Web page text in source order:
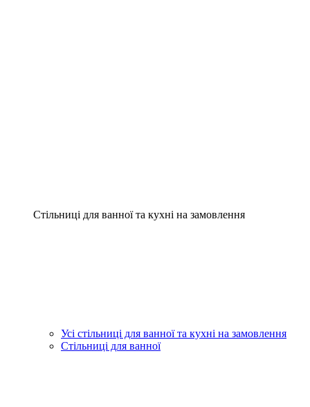
Стільниці для ванної та кухні на замовлення
Усі стільниці для ванної та кухні на замовлення
Стільниці для ванної